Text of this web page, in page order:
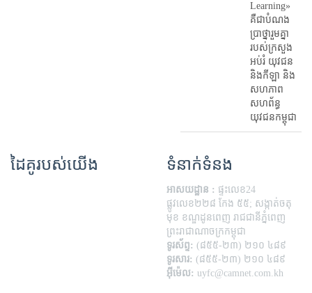
Learning»
គឺជាបំណង
ប្រាថ្នារួមគ្នា
របស់ក្រសួង
អប់រំ​ យុវជន
និងកីឡា និង
សហភាព
សហព័ន្ធ
យុវជនកម្ពុជា
ដៃគូរបស់យើង ទំនាក់ទំនង
អាសយដ្ឋាន : ផ្ទះលេខ24
ផ្លូវលេខ២២៨ កែង ៥៥; សង្កាត់ចតុ
មុខ ខណ្ឌដូនពេញ រាជជានីភ្នំពេញ
ព្រះរាជាណាចក្រកម្ពុជា
ទូរស័ព្ទ: (៨៥៥-២៣) ២១០ ៤៨៩
ទូរសារ: (៨៥៥-២៣) ២១០ ៤៨៩
អ៊ីម៉េល: uyfc@camnet.com.kh